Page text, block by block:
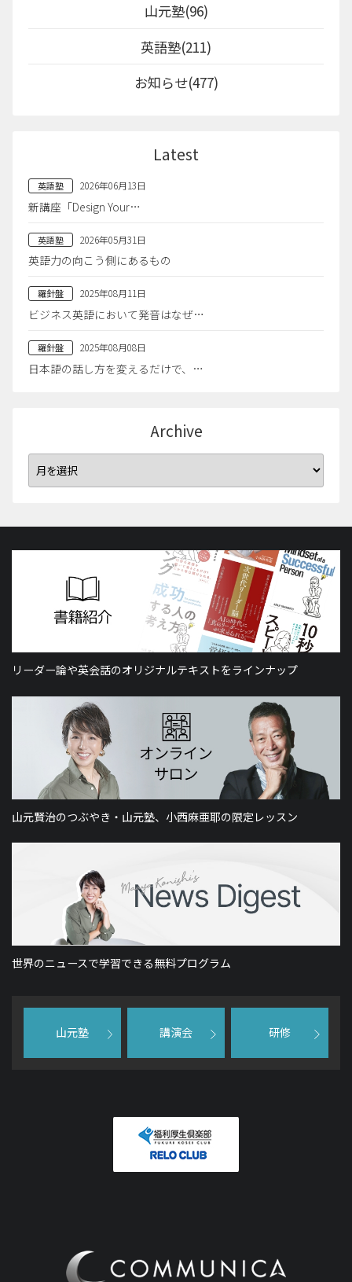
山元塾(96)
英語塾(211)
お知らせ(477)
Latest
英語塾 2026年06月13日
新講座「Design Your…
英語塾 2026年05月31日
英語力の向こう側にあるもの
羅針盤 2025年08月11日
ビジネス英語において発音はなぜ…
羅針盤 2025年08月08日
日本語の話し方を変えるだけで、…
Archive
リーダー論や英会話のオリジナルテキストをラインナップ
山元賢治のつぶやき・山元塾、小西麻亜耶の限定レッスン
世界のニュースで学習できる無料プログラム
山元塾 講演会 研修